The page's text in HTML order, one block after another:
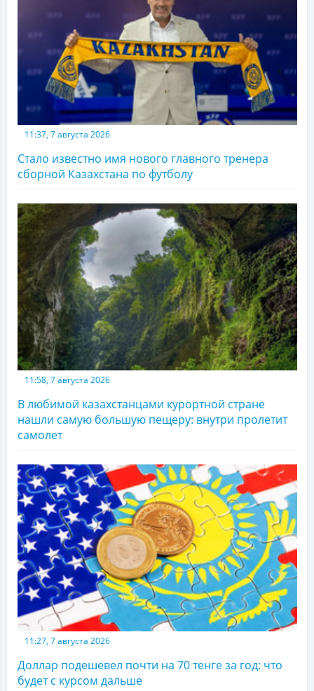
11:37, 7 августа 2026
Стало известно имя нового главного тренера
сборной Казахстана по футболу
11:58, 7 августа 2026
В любимой казахстанцами курортной стране
нашли самую большую пещеру: внутри пролетит
самолет
11:27, 7 августа 2026
Доллар подешевел почти на 70 тенге за год: что
будет с курсом дальше